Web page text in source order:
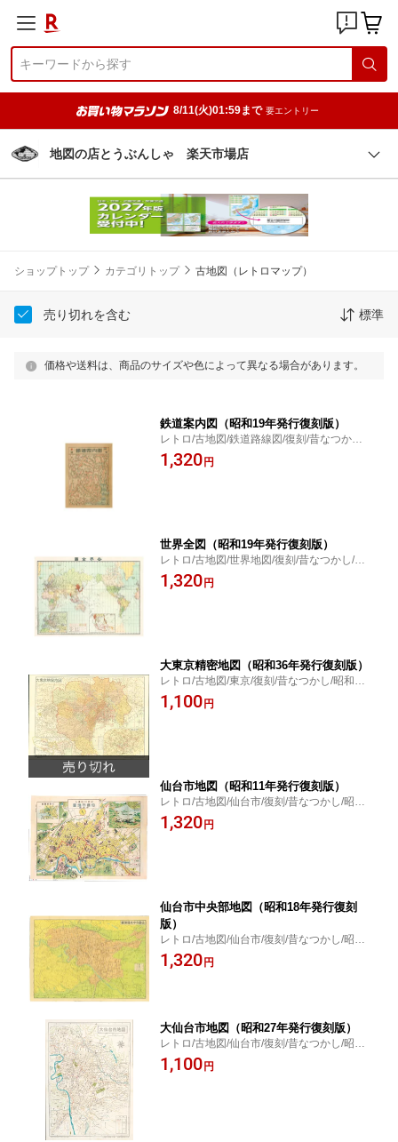
8/11(火)01:59まで 要エントリー
地図の店とうぶんしゃ 楽天市場店
ショップトップ カテゴリトップ 古地図（レトロマップ）
売り切れを含む 標準
価格や送料は、商品のサイズや色によって異なる場合があります。
鉄道案内図（昭和19年発行復刻版）
レトロ/古地図/鉄道路線図/復刻/昔なつかし/
昭和19年発行
1,320 円
世界全図（昭和19年発行復刻版）
レトロ/古地図/世界地図/復刻/昔なつかし/昭
和19年発行
1,320 円
大東京精密地図（昭和36年発行復刻版）
レトロ/古地図/東京/復刻/昔なつかし/昭和36
年発行
1,100 円
仙台市地図（昭和11年発行復刻版）
レトロ/古地図/仙台市/復刻/昔なつかし/昭和
11年発行
1,320 円
仙台市中央部地図（昭和18年発行復刻
版）
レトロ/古地図/仙台市/復刻/昔なつかし/昭和
18年発行
1,320 円
大仙台市地図（昭和27年発行復刻版）
レトロ/古地図/仙台市/復刻/昔なつかし/昭和
27年発行
1,100 円